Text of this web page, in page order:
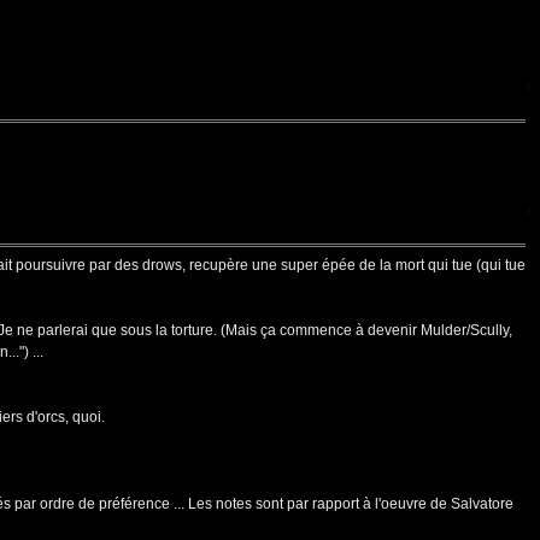
poursuivre par des drows, recupère une super épée de la mort qui tue (qui tue
ne parlerai que sous la torture. (Mais ça commence à devenir Mulder/Scully,
...
d'orcs, quoi.
ordre de préférence ... Les notes sont par rapport à l'oeuvre de Salvatore